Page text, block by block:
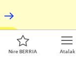
Atalak
Nire BERRIA